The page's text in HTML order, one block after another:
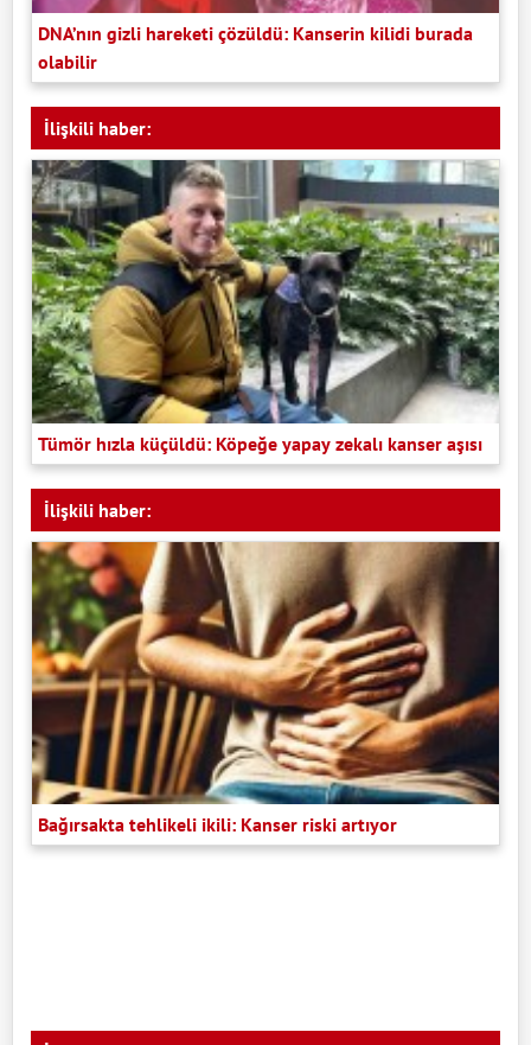
DNA’nın gizli hareketi çözüldü: Kanserin kilidi burada
olabilir
İlişkili haber:
Tümör hızla küçüldü: Köpeğe yapay zekalı kanser aşısı
İlişkili haber:
Bağırsakta tehlikeli ikili: Kanser riski artıyor